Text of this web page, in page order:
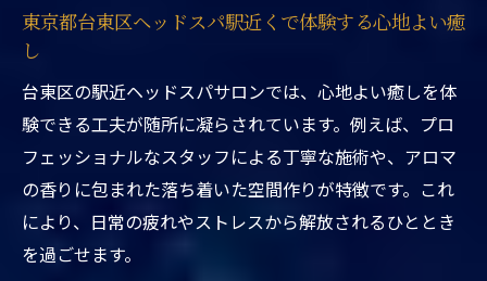
れる専門カウンセリング
ッドスパ駅近くの施術提案
アロマとヘッドスパで悩み解決を目指す駅
近サロン
リラクゼーションを求めるならアロマ施術へ
東京都台東区ヘッドスパ駅近くでリラクゼ
ーションを重視
東京都台東区ヘッドスパ駅近くで体験する心地よい癒
し
台東区の駅近ヘッドスパサロンでは、心地よい癒しを体
験できる工夫が随所に凝らされています。例えば、プロ
フェッショナルなスタッフによる丁寧な施術や、アロマ
の香りに包まれた落ち着いた空間作りが特徴です。これ
により、日常の疲れやストレスから解放されるひととき
を過ごせます。